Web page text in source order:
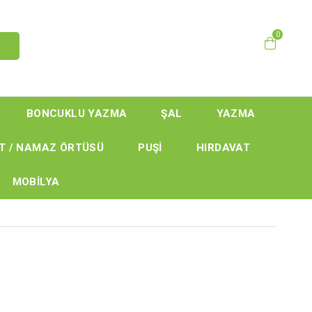
0
BONCUKLU YAZMA ŞAL YAZMA
/ NAMAZ ÖRTÜSÜ PUŞİ HIRDAVAT
MOBİLYA